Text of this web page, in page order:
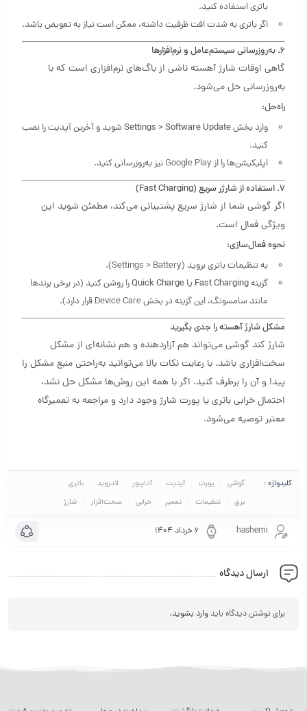
باتری استفاده کنید.
اگر باتری به شدت افت ظرفیت داشته، ممکن است نیاز به تعویض باشد.
۶. به‌روزرسانی سیستم‌عامل و نرم‌افزارها
گاهی اوقات شارژ آهسته ناشی از باگ‌های نرم‌افزاری است که با
به‌روزرسانی حل می‌شود.
راه‌حل:
وارد بخشSettings > Software Update شوید و آخرین آپدیت را نصب
کنید.
اپلیکیشن‌ها را از Google Play نیز به‌روزرسانی کنید.
۷. استفاده از شارژر سریع (Fast Charging)
اگر گوشی شما از شارژ سریع پشتیبانی می‌کند، مطمئن شوید این
ویژگی فعال است.
نحوه فعال‌سازی:
به تنظیمات باتری بروید (Settings > Battery).
گزینهFast Charging یا Quick Chargeرا روشن کنید (در برخی برندها
مانند سامسونگ، این گزینه در بخش Device Care قرار دارد).
مشکل شارژ آهسته را جدی بگیرید
شارژ کند گوشی می‌تواند هم آزاردهنده و هم نشانه‌ای از مشکل
سخت‌افزاری باشد. با رعایت نکات بالا می‌توانید به‌راحتی منبع مشکل را
پیدا و آن را برطرف کنید. اگر با همه این روش‌ها مشکل حل نشد،
احتمال خرابی باتری یا پورت شارژ وجود دارد و مراجعه به تعمیرگاه
معتبر توصیه می‌شود.
کلیدواژه : گوشی پورت آپدیت آداپتور اندروید
باتری
برق
تنظیمات تعمیر خرابی سخت‌افزار شارژ
hashemi ۶ خرداد ۱۴۰۴
ارسال دیدگاه
برای نوشتن دیدگاه بایدوارد بشوید.